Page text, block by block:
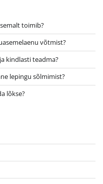
toimib?
võtmist?
kindlasti teadma?
lepingu sõlmimist?
lõkse?